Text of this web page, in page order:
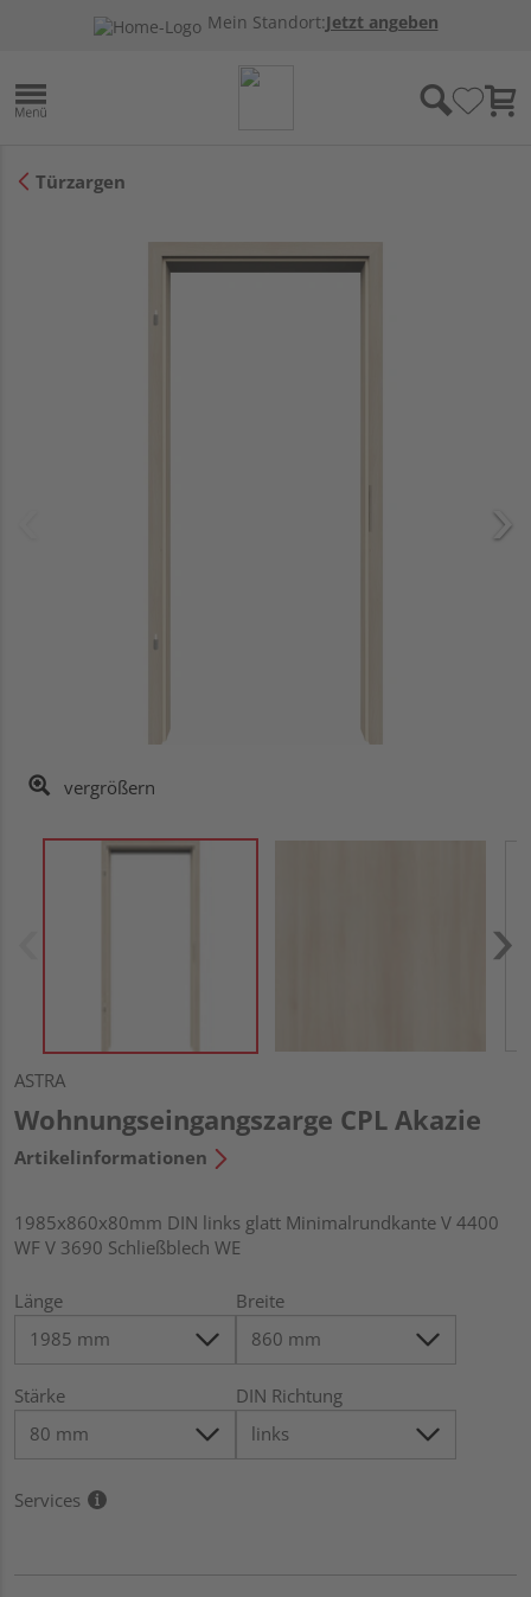
Mein Standort:Jetzt angeben
Türzargen
vergrößern
ASTRA
Wohnungseingangszarge CPL Akazie
Artikelinformationen
1985x860x80mm DIN links glatt Minimalrundkante V 4400
WF V 3690 Schließblech WE
Länge Breite
Stärke DIN Richtung
Services